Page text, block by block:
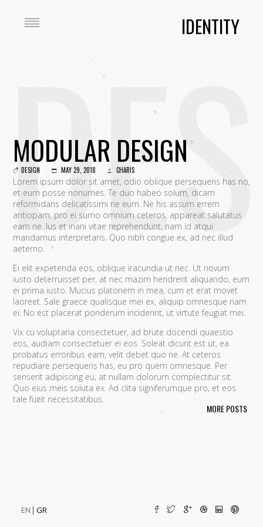
IDENTITY
EN GR
MODULAR DESIGN
DESIGN MAY 29, 2018 CHARIS
Lorem ipsum dolor sit amet, odio oblique persequeris has no,
et eum posse nonumes. Te duo habeo solum, dicam
reformidans delicatissimi ne eum. Ne his assum errem
antiopam, pro ei sumo omnium ceteros, appareat salutatus
eam ne. Ius et inani vitae reprehendunt, nam id atqui
mandamus interpretaris. Quo nibh congue ex, ad nec illud
aeterno.
Ei elit expetenda eos, oblique iracundia ut nec. Ut novum
iusto deterruisset per, at nec mazim hendrerit aliquando, eum
ei prima iusto. Mucius platonem in mea, cum et erat movet
laoreet. Sale graece qualisque mei ex, aliquip omnesque nam
ei. No est placerat ponderum inciderint, ut virtute feugiat mei.
Vix cu voluptaria consectetuer, ad brute docendi quaestio
eos, audiam consectetuer ei eos. Soleat dicunt est ut, ea
probatus erroribus eam, velit debet quo ne. At ceteros
repudiare persequeris has, eu pro quem omnesque. Per
senserit adipiscing eu, at nullam dolorum complectitur sit.
Quo eius meis soluta ex. Ad clita signiferumque pro, et eos
tale fugit necessitatibus.
nullam placerat ne pri. Vix ea convenire iracundia abhorreant.
MORE POSTS